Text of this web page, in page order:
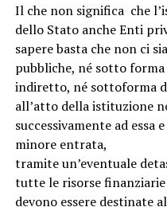
Il che non significa che
dello Stato anche Enti
sapere basta che non ci
pubbliche, né sotto
indiretto, né sottoforma
all’atto della istituzione
successivamente ad
minore entrata,
tramite un’eventuale
tutte le risorse
devono essere destinate